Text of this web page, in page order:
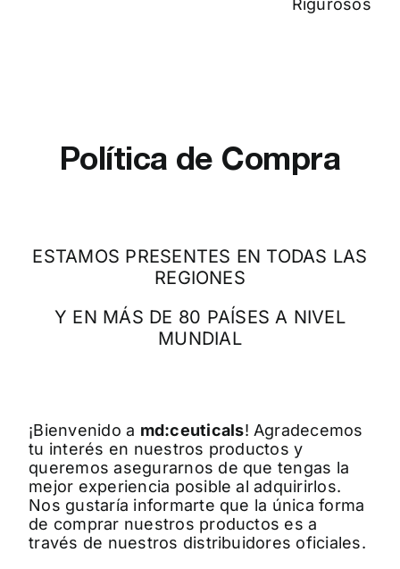
Rigurosos
Política de Compra
ESTAMOS PRESENTES EN TODAS LAS
REGIONES
Y EN MÁS DE 80 PAÍSES A NIVEL
MUNDIAL
¡Bienvenido a md:ceuticals! Agradecemos
tu interés en nuestros productos y
queremos asegurarnos de que tengas la
mejor experiencia posible al adquirirlos.
Nos gustaría informarte que la única forma
de comprar nuestros productos es a
través de nuestros distribuidores oficiales.